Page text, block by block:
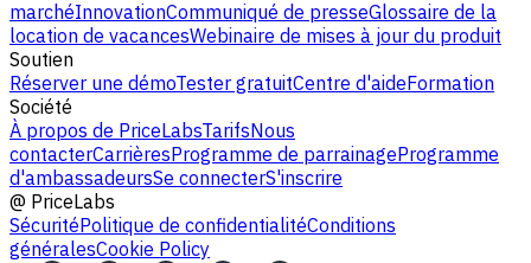
marchéInnovationCommuniqué de presseGlossaire de la
location de vacancesWebinaire de mises à jour du produit
Soutien
Réserver une démoTester gratuitCentre d'aideFormation
Société
À propos de PriceLabsTarifsNous
contacterCarrièresProgramme de parrainageProgramme
d'ambassadeursSe connecterS'inscrire
@ PriceLabs
SécuritéPolitique de confidentialitéConditions
généralesCookie Policy